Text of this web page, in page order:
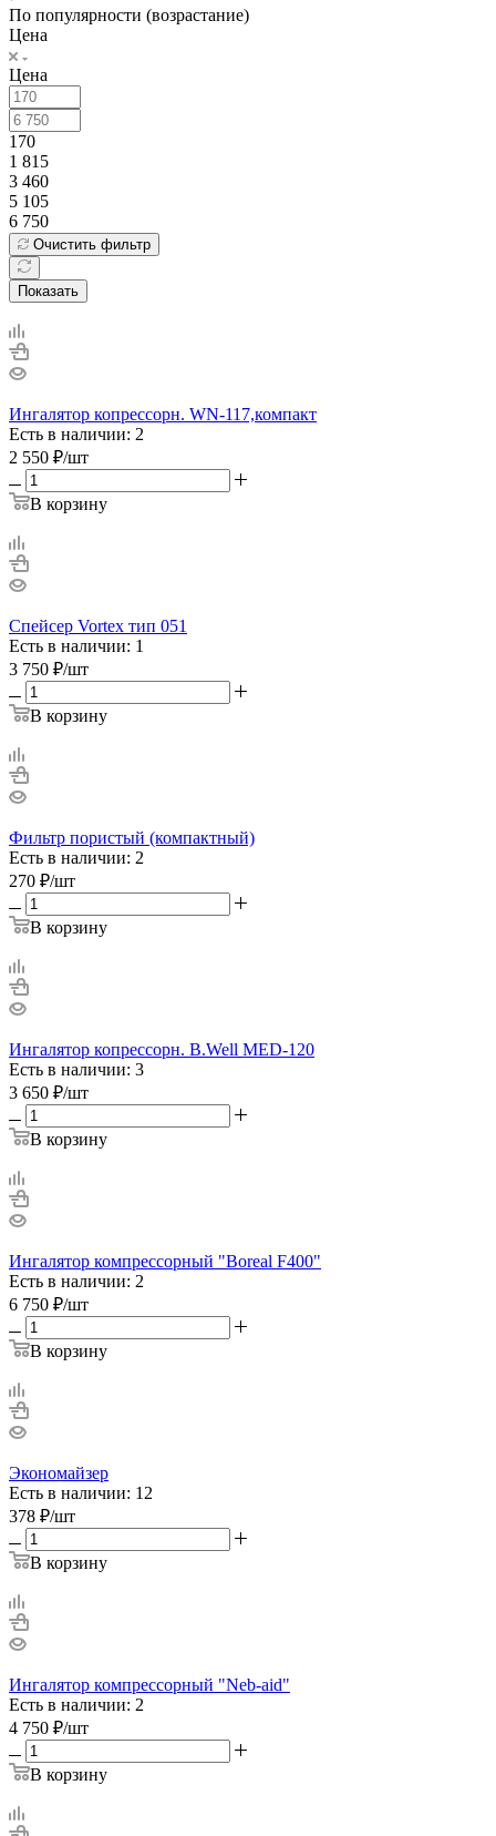
По популярности (возрастание)
Цена
Цена
170
1 815
3 460
5 105
6 750
Очистить фильтр
Показать
Ингалятор копрессорн. WN-117,компакт
Есть в наличии: 2
2 550 ₽/шт
В корзину
Спейсер Vortex тип 051
Есть в наличии: 1
3 750 ₽/шт
В корзину
Фильтр пористый (компактный)
Есть в наличии: 2
270 ₽/шт
В корзину
Ингалятор копрессорн. B.Well MED-120
Есть в наличии: 3
3 650 ₽/шт
В корзину
Ингалятор компрессорный "Boreal F400"
Есть в наличии: 2
6 750 ₽/шт
В корзину
Экономайзер
Есть в наличии: 12
378 ₽/шт
В корзину
Ингалятор компрессорный "Neb-aid"
Есть в наличии: 2
4 750 ₽/шт
В корзину